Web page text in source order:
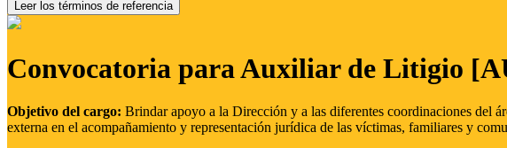
Leer los términos de referencia
Convocatoria para Auxiliar de Litigio
Objetivo del cargo: Brindar apoyo a la Dirección y a las diferentes coordinaciones del
externa en el acompañamiento y representación jurídica de las víctimas, familiares y